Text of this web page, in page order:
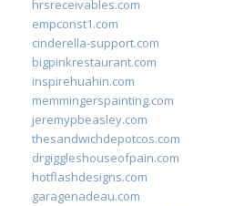
hrsreceivables.com
empconst1.com
cinderella-support.com
bigpinkrestaurant.com
inspirehuahin.com
memmingerspainting.com
jeremypbeasley.com
thesandwichdepotcos.com
drgiggleshouseofpain.com
hotflashdesigns.com
garagenadeau.com